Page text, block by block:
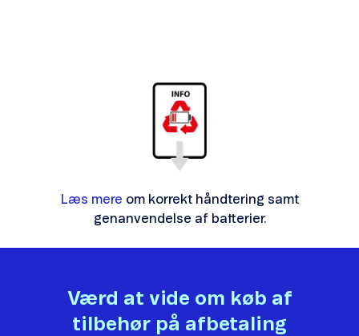
Læs mere om korrekt håndtering samt
genanvendelse af batterier.
Værd at vide om køb af
tilbehør på afbetaling